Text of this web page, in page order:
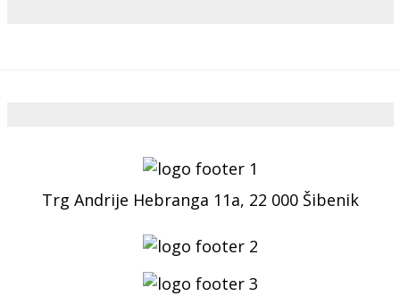
Trg Andrije Hebranga 11a, 22 000 Šibenik